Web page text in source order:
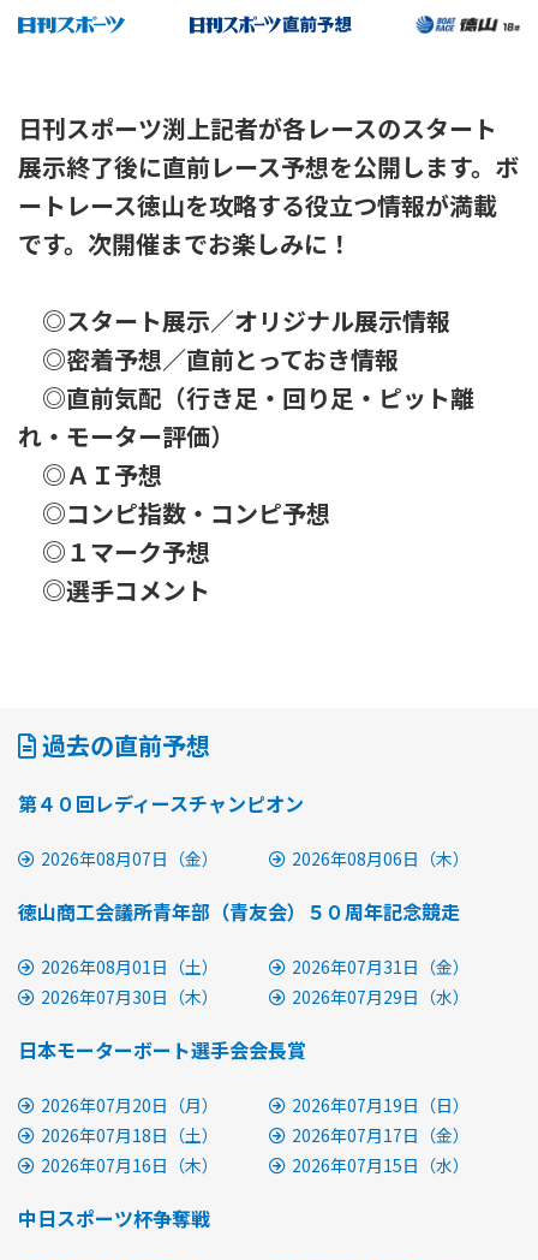
日刊スポーツ渕上記者が各レースのスタート
展示終了後に直前レース予想を公開します。ボ
ートレース徳山を攻略する役立つ情報が満載
です。次開催までお楽しみに！
◎スタート展示／オリジナル展示情報
◎密着予想／直前とっておき情報
◎直前気配（行き足・回り足・ピット離
れ・モーター評価）
◎ＡＩ予想
◎コンピ指数・コンピ予想
◎１マーク予想
◎選手コメント
過去の直前予想
第４０回レディースチャンピオン
2026年08月07日（金） 2026年08月06日（木）
徳山商工会議所青年部（青友会）５０周年記念競走
2026年08月01日（土）
2026年07月31日（金）
2026年07月30日（木）
2026年07月29日（水）
日本モーターボート選手会会長賞
2026年07月20日（月）
2026年07月19日（日）
2026年07月18日（土）
2026年07月17日（金）
2026年07月16日（木）
2026年07月15日（水）
中日スポーツ杯争奪戦